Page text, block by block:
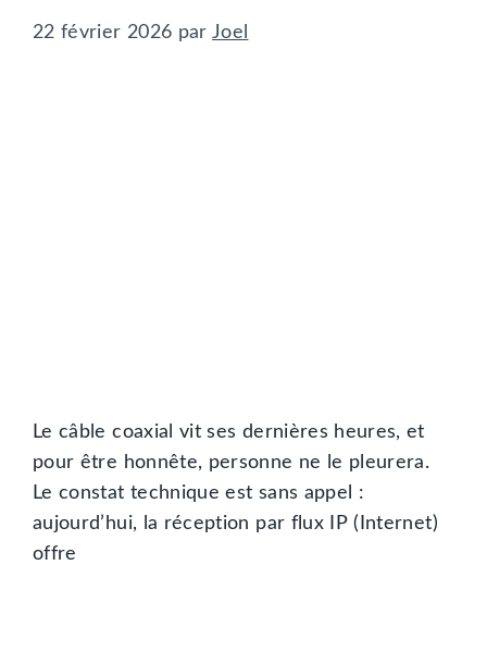
22 février 2026 par Joel
Le câble coaxial vit ses dernières heures, et
pour être honnête, personne ne le pleurera.
Le constat technique est sans appel :
aujourd’hui, la réception par flux IP (Internet)
offre